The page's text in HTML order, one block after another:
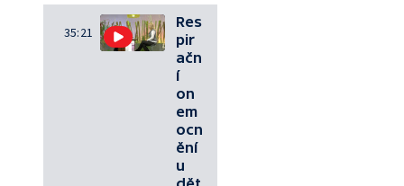
35:21
Res
pir
ačn
í
on
em
ocn
ění
u